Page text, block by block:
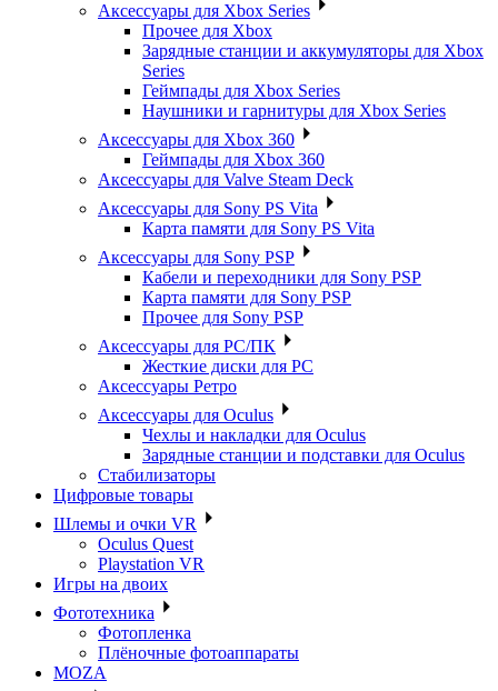
Аксессуары для Xbox Series
Прочее для Xbox
Зарядные станции и аккумуляторы для Xbox
Series
Геймпады для Xbox Series
Наушники и гарнитуры для Xbox Series
Аксессуары для Xbox 360
Геймпады для Xbox 360
Аксессуары для Valve Steam Deck
Аксессуары для Sony PS Vita
Карта памяти для Sony PS Vita
Аксессуары для Sony PSP
Кабели и переходники для Sony PSP
Карта памяти для Sony PSP
Прочее для Sony PSP
Аксессуары для PC/ПК
Жесткие диски для PC
Аксессуары Ретро
Аксессуары для Oculus
Чехлы и накладки для Oculus
Зарядные станции и подставки для Oculus
Стабилизаторы
Цифровые товары
Шлемы и очки VR
Oculus Quest
Playstation VR
Игры на двоих
Фототехника
Фотопленка
Плёночные фотоаппараты
MOZA